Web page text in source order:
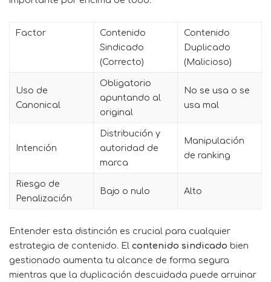
Factor
Contenido
Sindicado
(Correcto)
Contenido
Duplicado
(Malicioso)
Uso de
Canonical
Obligatorio
apuntando al
original
No se usa o se
usa mal
Intención
Distribución y
autoridad de
marca
Manipulación
de ranking
Riesgo de
Penalización
Bajo o nulo Alto
Entender esta distinción es crucial para cualquier
estrategia de contenido. El contenido sindicado bien
gestionado aumenta tu alcance de forma segura
mientras que la duplicación descuidada puede arruinar